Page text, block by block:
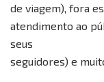
de viagem), fora
atendimento ao
seus
seguidores) e